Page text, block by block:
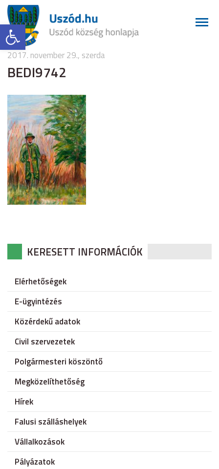
Eszköztár megnyitása
2017. november 29., szerda
BEDI9742
KERESETT INFORMÁCIÓK
Elérhetőségek
E-ügyintézés
Közérdekű adatok
Civil szervezetek
Polgármesteri köszöntő
Megközelíthetőség
Hírek
Falusi szálláshelyek
Vállalkozások
Pályázatok